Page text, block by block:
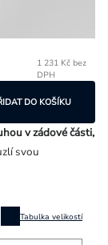
1 231 Kč bez
DPH
Tabulka velikostí
DO KOŠÍKU
v zádové části,
svou